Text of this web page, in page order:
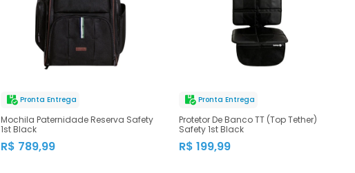
Pronta Entrega
Mochila Paternidade Reserva Safety
1st Black
R$ 789,99
Pronta Entrega
Protetor De Banco TT (Top Tether)
Safety 1st Black
R$ 199,99